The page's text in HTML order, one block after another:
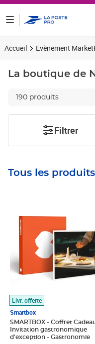
Accueil Evènement
La boutique de
190 produits
Filtrer
Tous les produits
Livr. offerte
Smartbox
SMARTBOX - Coffret
Invitation gastronomique
d'exception - Gastronomie